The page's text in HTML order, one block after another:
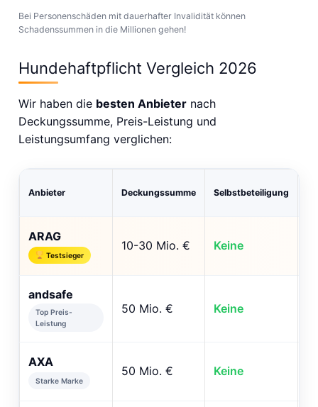
Bei Personenschäden mit dauerhafter Invalidität können
Schadenssummen in die Millionen gehen!
Hundehaftpflicht Vergleich 2026
Wir haben die besten Anbieter nach
Deckungssumme, Preis-Leistung und
Leistungsumfang verglichen:
Anbieter Deckungssumme Selbstbeteiligung
ARAG
Testsieger
10-30 Mio. € Keine
andsafe
Top Preis-
Leistung
50 Mio. € Keine
AXA
Starke Marke
50 Mio. € Keine